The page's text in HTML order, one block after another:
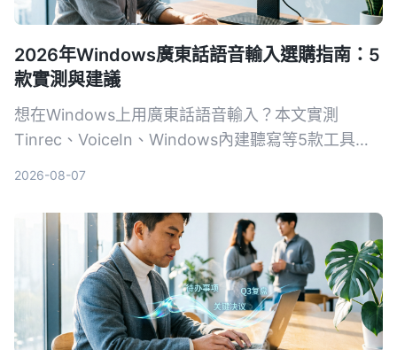
2026年Windows廣東話語音輸入選購指南：5
款實測與建議
想在Windows上用廣東話語音輸入？本文實測
Tinrec、VoiceIn、Windows內建聽寫等5款工具，
2026-08-07